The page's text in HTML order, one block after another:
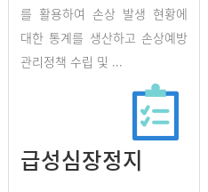
를 활용하여 손상 발생 현황에
대한 통계를 생산하고 손상예방
관리정책 수립 및 ...
급성심장정지